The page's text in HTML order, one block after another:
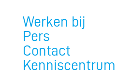
Werken bij
Pers
Contact
Kenniscentrum